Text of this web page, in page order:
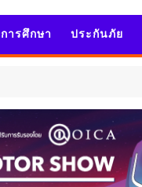
การศึกษา ประกันภัย